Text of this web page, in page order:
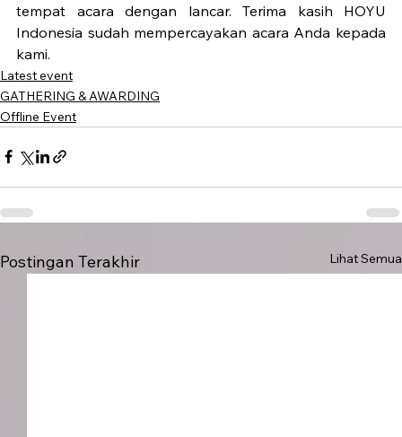
tempat acara dengan lancar. Terima kasih HOYU
Indonesia sudah mempercayakan acara Anda kepada
kami.
Latest event
GATHERING & AWARDING
Offline Event
Postingan Terakhir Lihat Semua